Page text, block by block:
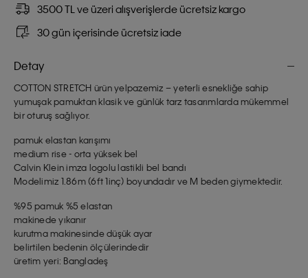
3500 TL ve üzeri alışverişlerde ücretsiz kargo
30 gün içerisinde ücretsiz iade
Detay
COTTON STRETCH ürün yelpazemiz – yeterli esnekliğe sahip
yumuşak pamuktan klasik ve günlük tarz tasarımlarda mükemmel
bir oturuş sağlıyor.
pamuk elastan karışımı
medium rise - orta yüksek bel
Calvin Klein imza logolu lastikli bel bandı
Modelimiz 1.86m (6ft 1inç) boyundadır ve M beden giymektedir.
%95 pamuk %5 elastan
makinede yıkanır
kurutma makinesinde düşük ayar
belirtilen bedenin ölçülerindedir
üretim yeri: Bangladeş